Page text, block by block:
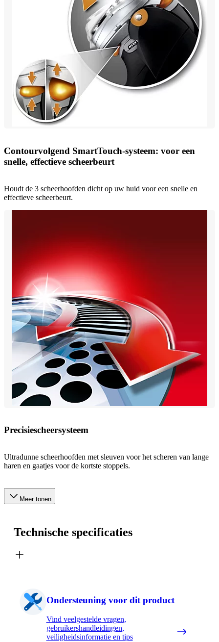
Contourvolgend SmartTouch-systeem: voor een
snelle, effectieve scheerbeurt
Houdt de 3 scheerhoofden dicht op uw huid voor een snelle en
effectieve scheerbeurt.
Precisiescheersysteem
Ultradunne scheerhoofden met sleuven voor het scheren van lange
haren en gaatjes voor de kortste stoppels.
Meer tonen
Technische specificaties
Ondersteuning voor dit product
Vind veelgestelde vragen,
gebruikershandleidingen,
veiligheidsinformatie en tips